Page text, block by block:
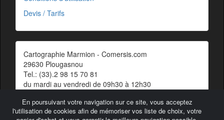
En poursuivant votre navigation sur ce site, vous acceptez
l'utilisation de cookies afin de mémoriser vos liste de choix, votre
Devis / Tarifs
Cartographie Marmion - Comersis.com
29630 Plougasnou
Tel.: (33).2 98 15 70 81
du mardi au vendredi de 09h30 à 12h30
Contact